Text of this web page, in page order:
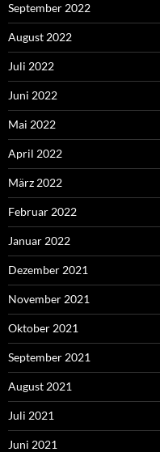
September 2022
August 2022
Juli 2022
Juni 2022
Mai 2022
April 2022
März 2022
Februar 2022
Januar 2022
Dezember 2021
November 2021
Oktober 2021
September 2021
August 2021
Juli 2021
Juni 2021